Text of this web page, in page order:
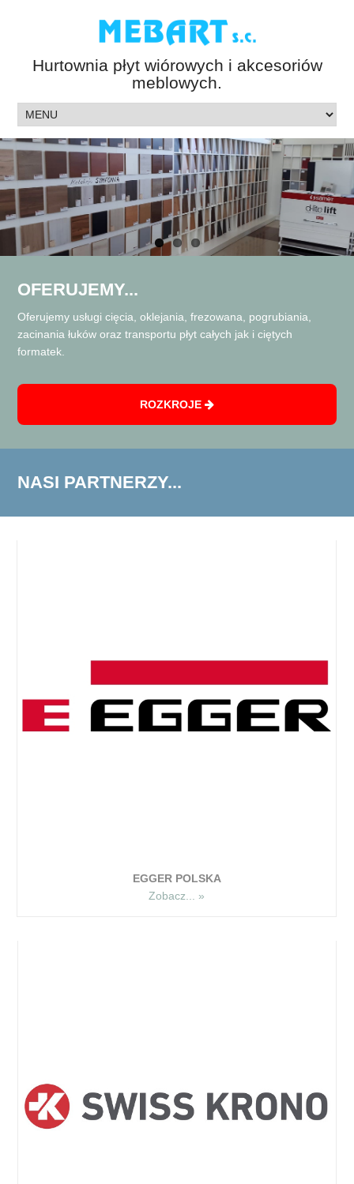
Hurtownia płyt wiórowych i akcesoriów
meblowych.
OFERUJEMY...
Oferujemy usługi cięcia, oklejania, frezowana, pogrubiania,
zacinania łuków oraz transportu płyt całych jak i ciętych
formatek.
ROZKROJE
NASI PARTNERZY...
EGGER POLSKA
Zobacz... »